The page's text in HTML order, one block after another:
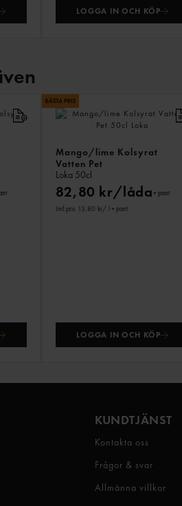
LOGGA IN OCH KÖP
Mango/lime Kolsyrat
Vatten Pet
Loka 50cl
82,80 kr/låda+ pant
Jmf.pris 13,80 kr/ l + pant
LOGGA IN OCH KÖP
KUNDTJÄNST
Kontakta oss
Frågor & svar
Allmänna villkor